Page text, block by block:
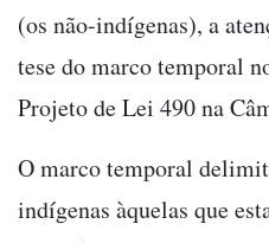
(os não-indígenas), a
tese do marco temporal
Projeto de Lei 490 na
O marco temporal
indígenas àquelas que